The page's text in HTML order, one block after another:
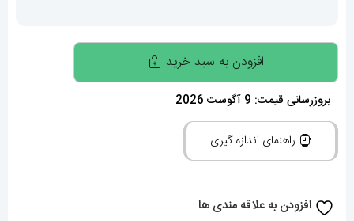
ساعت
مردانه
رولکس
مدل
اسکای
اتوماتیک
افزودن به سبد خرید
بروزرسانی قیمت: 9 آگوست 2026
راهنمای اندازه گیری
افزودن به علاقه مندی ها